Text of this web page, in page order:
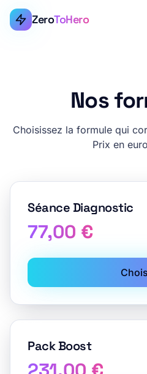
ZeroToHero
Nos
Choisissez la formule qui
Prix en
Séance Diagnostic
77,00 €
Pack Boost